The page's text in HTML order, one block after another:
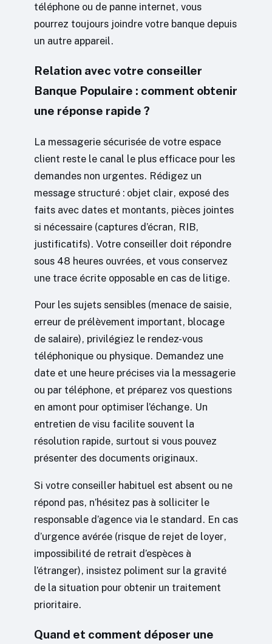
téléphone ou de panne internet, vous
pourrez toujours joindre votre banque depuis
un autre appareil.
Relation avec votre conseiller
Banque Populaire : comment obtenir
une réponse rapide ?
La messagerie sécurisée de votre espace
client reste le canal le plus efficace pour les
demandes non urgentes. Rédigez un
message structuré : objet clair, exposé des
faits avec dates et montants, pièces jointes
si nécessaire (captures d’écran, RIB,
justificatifs). Votre conseiller doit répondre
sous 48 heures ouvrées, et vous conservez
une trace écrite opposable en cas de litige.
Pour les sujets sensibles (menace de saisie,
erreur de prélèvement important, blocage
de salaire), privilégiez le rendez-vous
téléphonique ou physique. Demandez une
date et une heure précises via la messagerie
ou par téléphone, et préparez vos questions
en amont pour optimiser l’échange. Un
entretien de visu facilite souvent la
résolution rapide, surtout si vous pouvez
présenter des documents originaux.
Si votre conseiller habituel est absent ou ne
répond pas, n’hésitez pas à solliciter le
responsable d’agence via le standard. En cas
d’urgence avérée (risque de rejet de loyer,
impossibilité de retrait d’espèces à
l’étranger), insistez poliment sur la gravité
de la situation pour obtenir un traitement
prioritaire.
Quand et comment déposer une